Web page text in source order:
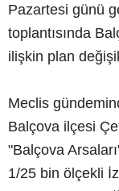
Pazartesi günü
toplantısında
ilişkin plan
Meclis
Balçova ilçesi
"Balçova
1/25 bin ölçekli